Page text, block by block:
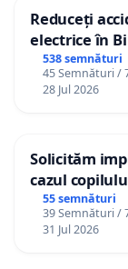
Reduceți
electrice în
538 semnături
45 Semnături /
28 Jul 2026
Solicităm
cazul
Gheorghe,
12 ani
55 semnături
39 Semnături /
31 Jul 2026